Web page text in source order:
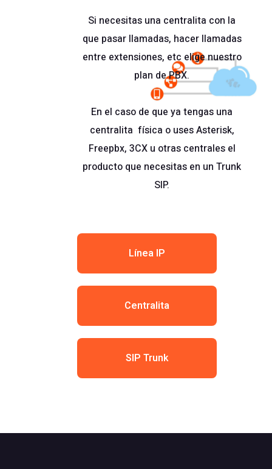
Si necesitas una centralita con la
que pasar llamadas, hacer llamadas
entre extensiones, etc elige nuestro
plan dePBX.
En el caso de que ya tengas una
centralita física o uses Asterisk,
Freepbx, 3CX u otras centrales el
producto que necesitas en un Trunk
SIP.
Línea IP
Centralita
SIP Trunk